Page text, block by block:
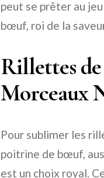
peut se prêter au
bœuf, roi de la
Rillettes
Morceaux
Pour sublimer les
poitrine de bœuf,
est un choix royal.